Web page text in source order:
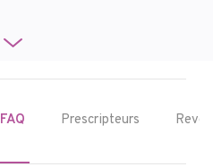
FAQ Prescripteurs